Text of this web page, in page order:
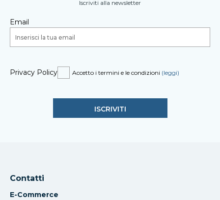
Iscriviti alla newsletter
Email
Privacy Policy Accetto i termini e le condizioni (leggi)
Contatti
E-Commerce